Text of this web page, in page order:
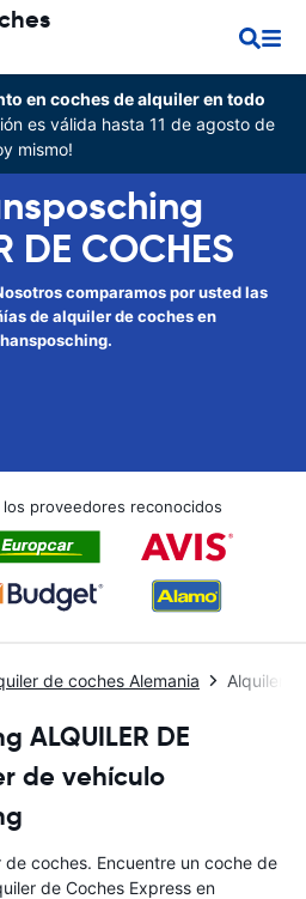
en coches de alquiler en todo
es válida hasta 11 de agosto de
mismo!
DE COCHES
comparamos por usted las
de alquiler de coches en
proveedores reconocidos
de coches Alemania Alquiler
ALQUILER DE
de vehículo
coches. Encuentre un coche de
de Coches Express en